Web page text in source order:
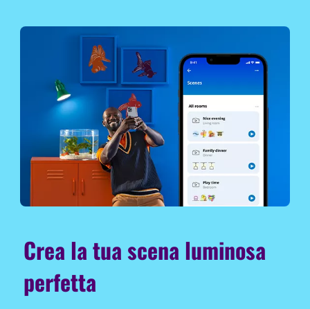
Crea la tua scena luminosa
perfetta